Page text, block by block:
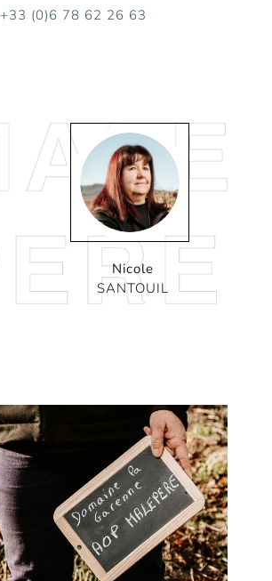
+33 (0)6 78 62 26 63
Nicole
SANTOUIL